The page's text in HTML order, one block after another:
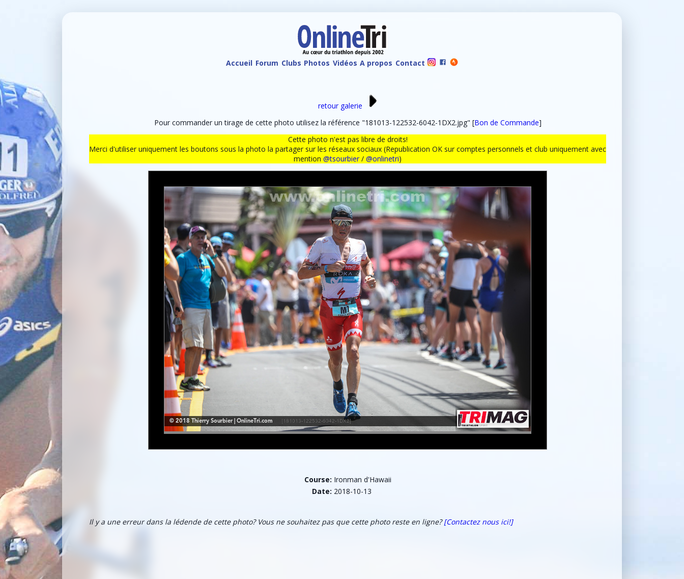
Accueil Forum Clubs Photos Vidéos A propos Contact
retour galerie
Pour commander un tirage de cette photo utilisez la référence "181013-122532-6042-1DX2.jpg" [Bon de Commande]
Cette photo n'est pas libre de droits!
Merci d'utiliser uniquement les boutons sous la photo la partager sur les réseaux sociaux (Republication OK sur comptes personnels et club uniquement avec
mention @tsourbier/ @onlinetri)
Course: Ironman d'Hawaii
Date: 2018-10-13
Il y a une erreur dans la lédende de cette photo? Vous ne souhaitez pas que cette photo reste en ligne?[Contactez nous ici!]